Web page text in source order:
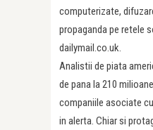
computerizate,
propaganda pe retele
dailymail.co.uk.
Analistii de piata
de pana la 210
companiile asociate
in alerta. Chiar si